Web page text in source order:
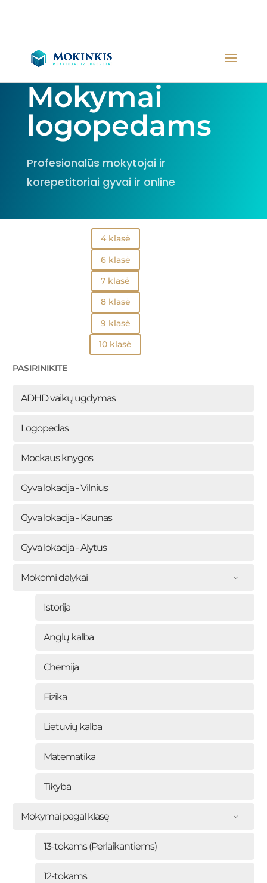
Mokymai
logopedams
Profesionalūs mokytojai ir
korepetitoriai gyvai ir online
4 klasė
6 klasė
7 klasė
8 klasė
9 klasė
10 klasė
PASIRINIKITE
ADHD vaikų ugdymas
Logopedas
Mockaus knygos
Gyva lokacija - Vilnius
Gyva lokacija - Kaunas
Gyva lokacija - Alytus
Mokomi dalykai
Istorija
Anglų kalba
Chemija
Fizika
Lietuvių kalba
Matematika
Tikyba
Mokymai pagal klasę
13-tokams (Perlaikantiems)
12-tokams